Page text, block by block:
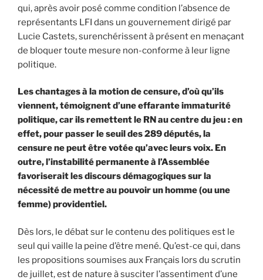
qui, après avoir posé comme condition l’absence de
représentants LFI dans un gouvernement dirigé par
Lucie Castets, surenchérissent à présent en menaçant
de bloquer toute mesure non-conforme à leur ligne
politique.
Les chantages à la motion de censure, d’où qu’ils
viennent, témoignent d’une effarante immaturité
politique, car ils remettent le RN au centre du jeu : en
effet, pour passer le seuil des 289 députés, la
censure ne peut être votée qu’avec leurs voix. En
outre, l’instabilité permanente à l’Assemblée
favoriserait les discours démagogiques sur la
nécessité de mettre au pouvoir un homme (ou une
femme) providentiel.
Dès lors, le débat sur le contenu des politiques est le
seul qui vaille la peine d’être mené. Qu’est-ce qui, dans
les propositions soumises aux Français lors du scrutin
de juillet, est de nature à susciter l’assentiment d’une